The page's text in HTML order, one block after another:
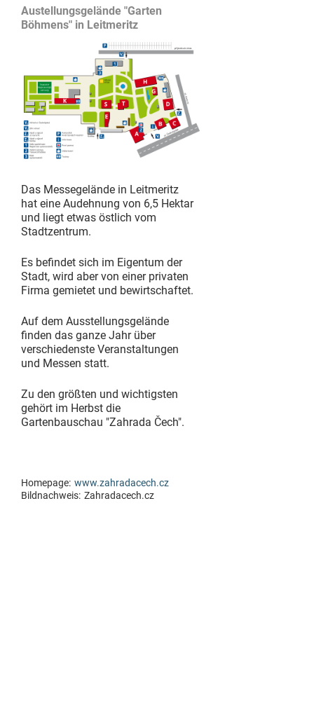
Austellungsgelände "Garten
Böhmens" in Leitmeritz
Das Messegelände in Leitmeritz
hat eine Audehnung von 6,5 Hektar
und liegt etwas östlich vom
Stadtzentrum.
Es befindet sich im Eigentum der
Stadt, wird aber von einer privaten
Firma gemietet und bewirtschaftet.
Auf dem Ausstellungsgelände
finden das ganze Jahr über
verschiedenste Veranstaltungen
und Messen statt.
Zu den größten und wichtigsten
gehört im Herbst die
Gartenbauschau "Zahrada Čech".
Homepage: www.zahradacech.cz
Bildnachweis: Zahradacech.cz